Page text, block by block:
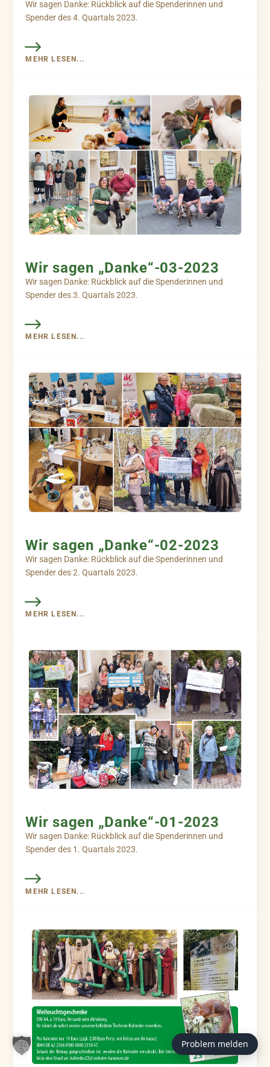
Wir sagen Danke: Rückblick auf die Spenderinnen und
Spender des 4. Quartals 2023.
MEHR LESEN...
Wir sagen „Danke“-03-2023
Wir sagen Danke: Rückblick auf die Spenderinnen und
Spender des 3. Quartals 2023.
MEHR LESEN...
Wir sagen „Danke“-02-2023
Wir sagen Danke: Rückblick auf die Spenderinnen und
Spender des 2. Quartals 2023.
MEHR LESEN...
Wir sagen „Danke“-01-2023
Wir sagen Danke: Rückblick auf die Spenderinnen und
Spender des 1. Quartals 2023.
MEHR LESEN...
Problem melden